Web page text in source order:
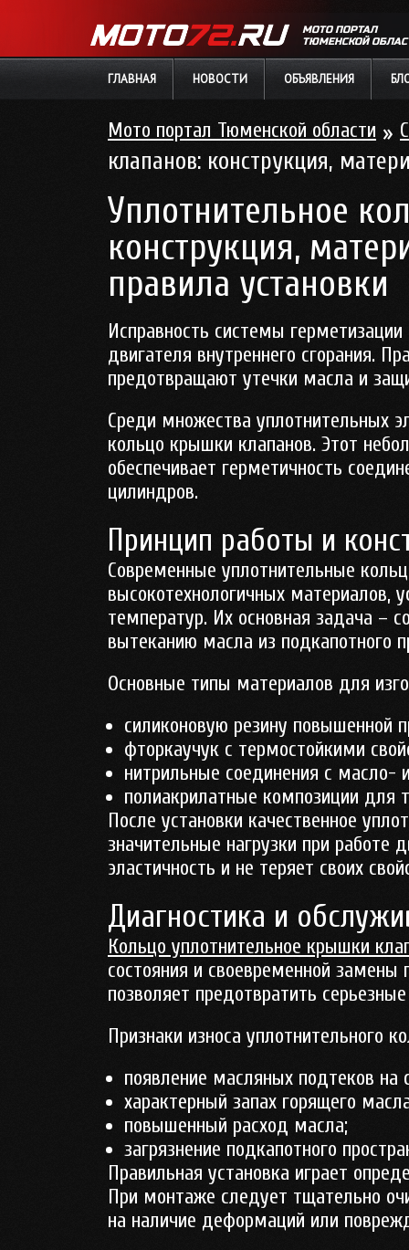
МОТО ПОРТАЛ
ТЮМЕНСКОЙ
ГЛАВНАЯ НОВОСТИ ОБЪЯВЛЕНИЯ
Мото портал Тюменской области »
клапанов: конструкция,
Уплотнительное
конструкция,
правила установки
Исправность системы
двигателя внутреннего сгорания.
предотвращают утечки масла и
Среди множества уплотнительных
кольцо крышки клапанов. Этот
обеспечивает герметичность
цилиндров.
Принцип работы и
Современные уплотнительные
высокотехнологичных материалов,
температур. Их основная задача –
вытеканию масла из подкапотного
Основные типы материалов для
силиконовую резину повышенной
фторкаучук с термостойкими
нитрильные соединения с масло-
полиакрилатные композиции для
После установки качественное
значительные нагрузки при работе
эластичность и не теряет своих
Диагностика и
Кольцо уплотнительное крышки
состояния и своевременной
позволяет предотвратить
Признаки износа уплотнительного
появление масляных подтеков
характерный запах горящего
повышенный расход масла;
загрязнение подкапотного
Правильная установка играет
При монтаже следует тщательно
на наличие деформаций или